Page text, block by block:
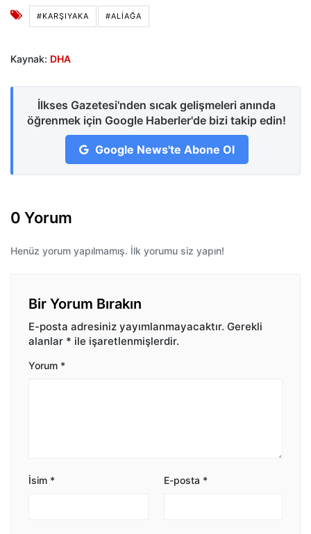
#KARŞIYAKA #ALIAĞA
Kaynak: DHA
İlkses Gazetesi'nden sıcak gelişmeleri anında
öğrenmek için Google Haberler'de bizi takip edin!
Google News'te Abone Ol
0 Yorum
Henüz yorum yapılmamış. İlk yorumu siz yapın!
Bir Yorum Bırakın
E-posta adresiniz yayımlanmayacaktır. Gerekli
alanlar * ile işaretlenmişlerdir.
Yorum *
İsim * E-posta *